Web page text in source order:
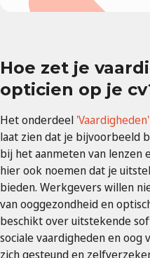
Hoe zet je
opticien op je
Het onderdeel
laat zien dat je bijvoorbeeld
bij het aanmeten van lenzen
hier ook noemen dat je
bieden. Werkgevers willen
van ooggezondheid en
beschikt over uitstekende
sociale vaardigheden en oog
zich gesteund en